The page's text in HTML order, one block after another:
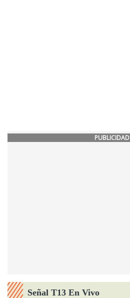
PUBLICIDAD
Señal T13 En Vivo